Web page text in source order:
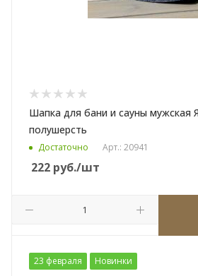
Шапка для бани и сауны мужская
полушерсть
Достаточно Арт.: 20941
222 руб./шт
23 февраля Новинки